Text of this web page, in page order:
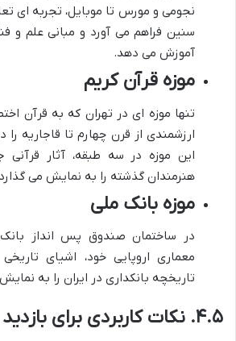
نجومی و مورس تا موبایل، تجربه ای
سنین فراهم می آورد و مبانی علم و
آموزش می دهد.
موزه قرآن کریم
تنها موزه ای در تهران که به قرآن
ارزشمندی از قرن چهارم تا قاجاریه
این موزه در سه طبقه، آثار
هنرمندان گذشته را به نمایش می
موزه بانک ملی
در ساختمان صندوق پس انداز بانک
معماری اروپایی خود، اشیای
تاریخچه بانکداری در ایران را به
۴.۵. نکات کاربردی برای بازدید از موزه ها